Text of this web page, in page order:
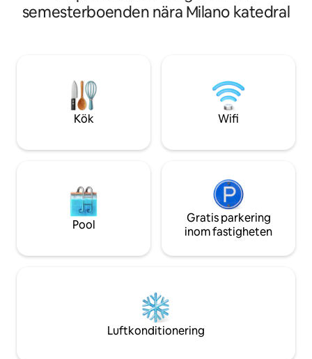
hjärtat av staden. Här finns ett fullt
utrustat kök, ett dedikerat
station, med Duomo och Sforza slott i
närheten. Njut av sömlös
självincheckning för en helt oberoende
stadssemester.
lugnt
Duomo, som
Emanuele II, men
berömda
semesterboenden nära Milano katedral
Kök Wifi
Pool
Gratis parkering
inom fastigheten
Luftkonditionering